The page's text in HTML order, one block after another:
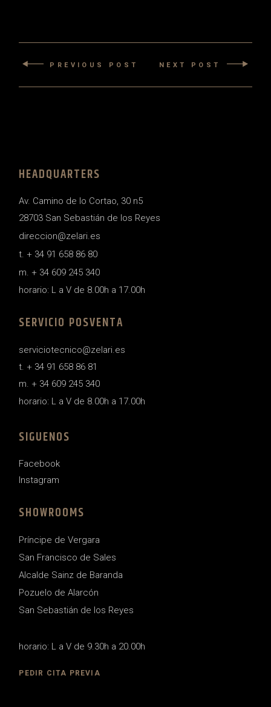
PREVIOUS POST NEXT POST
HEADQUARTERS
Av. Camino de lo Cortao, 30 n5
28703 San Sebastián de los Reyes
direccion@zelari.es
t. + 34 91 658 86 80
m. + 34 609 245 340
horario: L a V de 8.00h a 17.00h
SERVICIO POSVENTA
serviciotecnico@zelari.es
t. + 34 91 658 86 81
m. + 34 609 245 340
horario: L a V de 8.00h a 17.00h
SIGUENOS
Facebook
Instagram
SHOWROOMS
Príncipe de Vergara
San Francisco de Sales
Alcalde Sainz de Baranda
Pozuelo de Alarcón
San Sebastián de los Reyes
horario: L a V de 9.30h a 20.00h
PEDIR CITA PREVIA